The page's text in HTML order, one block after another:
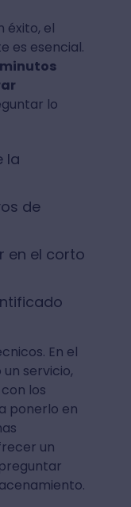
éxito, el
es esencial.
minutos
lo
la
de
en el corto
En el
servicio,
los
ponerlo en
un